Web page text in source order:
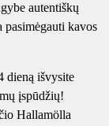
autentiškų
kavos
dieną išvysite
įspūdžių!
Hallamölla